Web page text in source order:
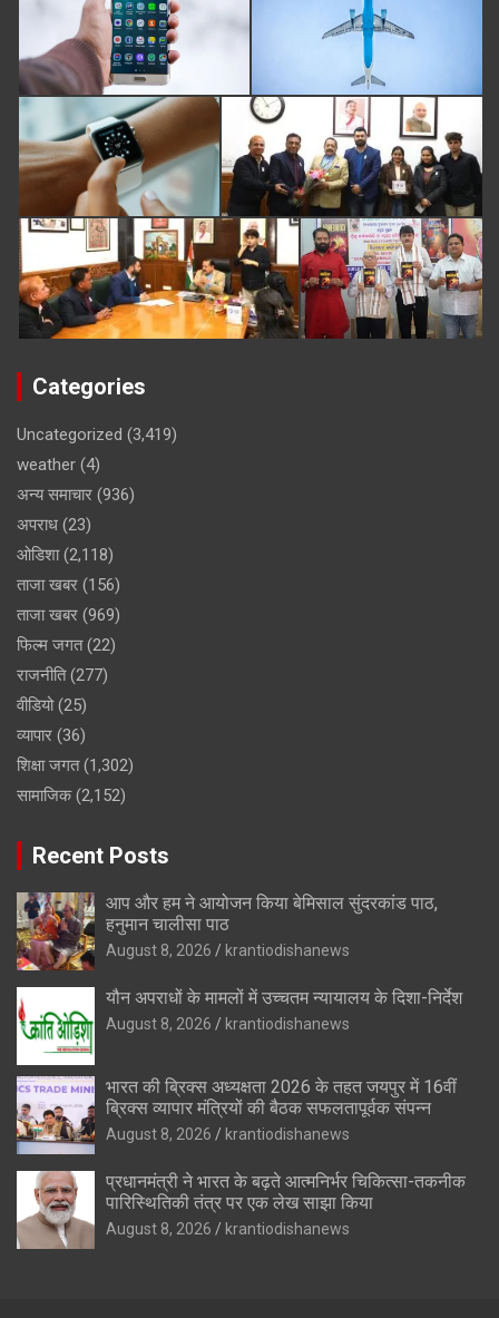
Categories
Uncategorized (3,419)
weather (4)
अन्य समाचार (936)
अपराध (23)
ओडिशा(2,118)
ताजा खबर (156)
ताजा खबर (969)
फिल्म जगत(22)
राजनीति(277)
वीडियो(25)
व्यापार (36)
शिक्षा जगत(1,302)
सामाजिक(2,152)
Recent Posts
आप और हम ने आयोजन किया बेमिसाल सुंदरकांड पाठ,
हनुमान चालीसा पाठ
August 8, 2026 krantiodishanews
यौन अपराधों के मामलों में उच्चतम न्यायालय के दिशा-निर्देश
August 8, 2026 krantiodishanews
भारत की ब्रिक्‍स अध्यक्षता 2026 के तहत जयपुर में 16वीं
ब्रिक्‍स व्यापार मंत्रियों की बैठक सफलतापूर्वक संपन्न
August 8, 2026 krantiodishanews
प्रधानमंत्री ने भारत के बढ़ते आत्मनिर्भर चिकित्सा-तकनीक
पारिस्थितिकी तंत्र पर एक लेख साझा किया
August 8, 2026 krantiodishanews